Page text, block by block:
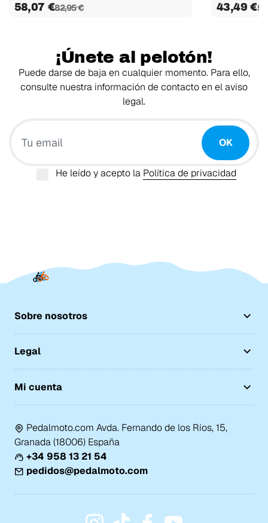
58,07 €82,95 € 43,49 €
¡Únete al pelotón!
Puede darse de baja en cualquier momento. Para ello,
consulte nuestra información de contacto en el aviso
legal.
OK
He leído y acepto la Política de privacidad
Sobre nosotros
Legal
Mi cuenta
Pedalmoto.com Avda. Fernando de los Ríos, 15,
Granada (18006) España
+34 958 13 21 54
pedidos@pedalmoto.com